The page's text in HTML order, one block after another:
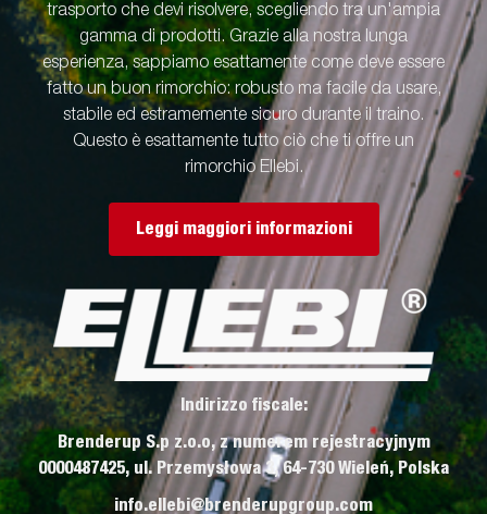
trasporto che devi risolvere, scegliendo tra un'ampia
gamma di prodotti. Grazie alla nostra lunga
esperienza, sappiamo esattamente come deve essere
fatto un buon rimorchio: robusto ma facile da usare,
stabile ed estramemente sicuro durante il traino.
Questo è esattamente tutto ciò che ti offre un
rimorchio Ellebi.
Leggi maggiori informazioni
Indirizzo fiscale:
Brenderup S.p z.o.o, z numerem rejestracyjnym
0000487425, ul. Przemysłowa 3, 64-730 Wieleń, Polska
info.ellebi@brenderupgroup.com